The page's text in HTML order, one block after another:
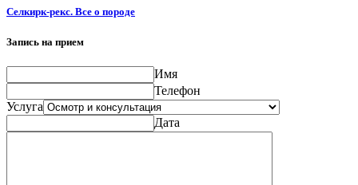
Селкирк-рекс. Все о породе
Запись на прием
Имя
Телефон
Услуга
Дата